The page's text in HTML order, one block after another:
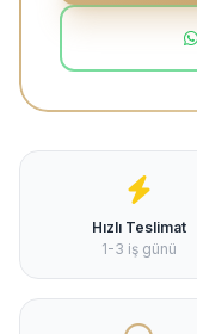
Hızlı Teslimat
1-3 iş günü